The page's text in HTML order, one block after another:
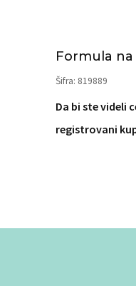
Formula
Šifra: 819889
Da bi ste videli
registrovani